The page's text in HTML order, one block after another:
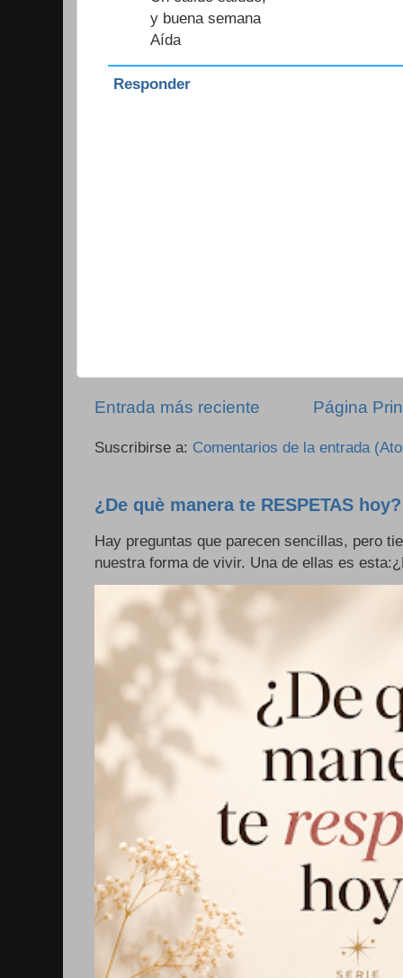
y buena semana
Aída
Responder
Entrada más reciente Página
Suscribirse a: Comentarios de la entrada
¿De què manera te RESPETAS hoy?
Hay preguntas que parecen sencillas, pero
nuestra forma de vivir. Una de ellas es